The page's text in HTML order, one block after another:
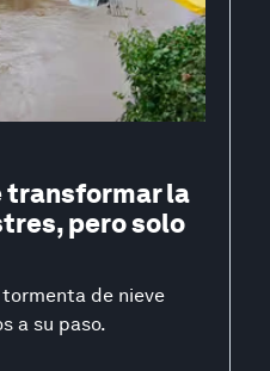
transformar la
pero solo
de nieve
a su paso.